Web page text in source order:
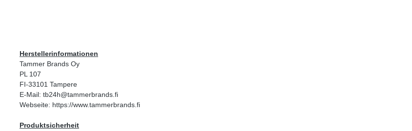
Herstellerinformationen
Tammer Brands Oy
PL 107
FI-33101 Tampere
E-Mail: tb24h@tammerbrands.fi
Webseite: https://www.tammerbrands.fi
Produktsicherheit